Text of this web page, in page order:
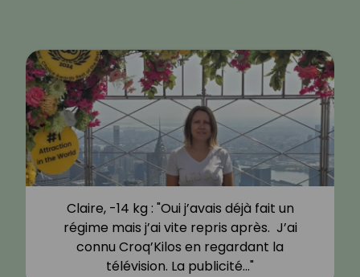
Claire, -14 kg : "Oui j’avais déjà fait un
régime mais j’ai vite repris après. J’ai
connu Croq’Kilos en regardant la
télévision. La publicité…"